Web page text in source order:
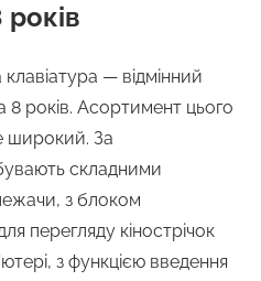
клавіатура — відмінний
8 років. Асортимент цього
широкий. За
складними
з блоком
перегляду кінострічок
з функцією введення